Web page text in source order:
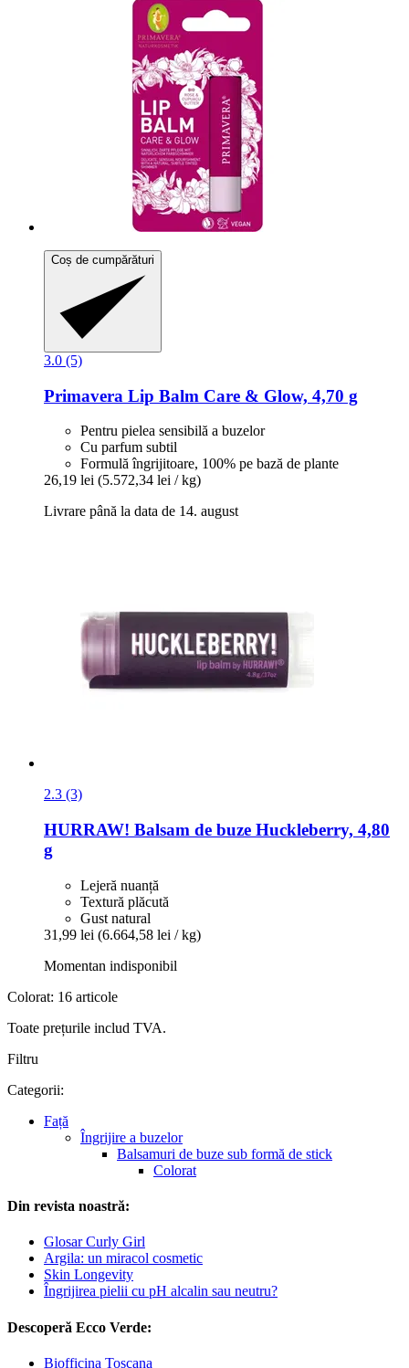
Coș de cumpărături
3.0 (5)
Primavera Lip Balm Care & Glow, 4,70 g
Pentru pielea sensibilă a buzelor
Cu parfum subtil
Formulă îngrijitoare, 100% pe bază de plante
26,19 lei (5.572,34 lei / kg)
Livrare până la data de 14. august
2.3 (3)
HURRAW! Balsam de buze Huckleberry, 4,80
g
Lejeră nuanță
Textură plăcută
Gust natural
31,99 lei (6.664,58 lei / kg)
Momentan indisponibil
Colorat: 16 articole
Toate prețurile includ TVA.
Filtru
Categorii:
Față
Îngrijire a buzelor
Balsamuri de buze sub formă de stick
Colorat
Din revista noastră:
Glosar Curly Girl
Argila: un miracol cosmetic
Skin Longevity
Îngrijirea pielii cu pH alcalin sau neutru?
Descoperă Ecco Verde:
Biofficina Toscana